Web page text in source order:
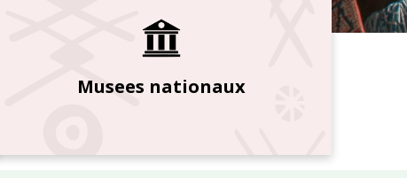
Musees nationaux